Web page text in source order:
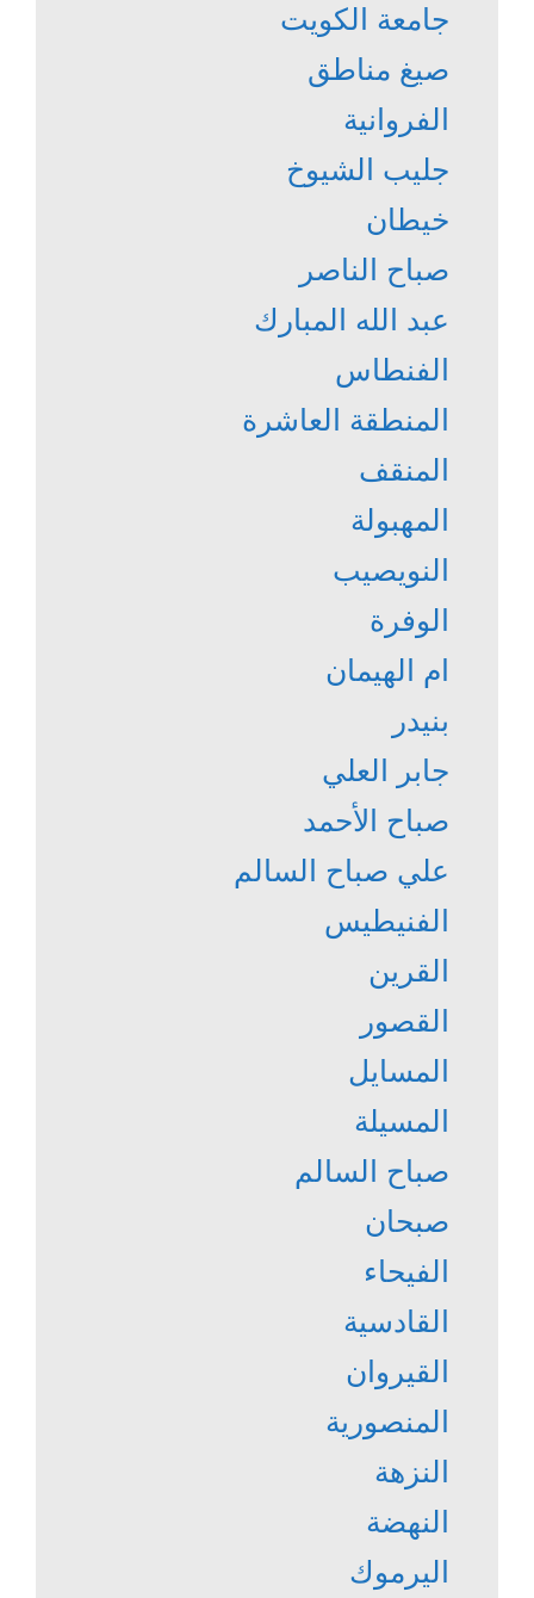
جامعة الكويت
صيغ مناطق
الفروانية
جليب الشيوخ
خيطان
صباح الناصر
عبد الله المبارك
الفنطاس
المنطقة العاشرة
المنقف
المهبولة
النويصيب
الوفرة
ام الهيمان
بنيدر
جابر العلي
صباح الأحمد
علي صباح السالم
الفنيطيس
القرين
القصور
المسايل
المسيلة
صباح السالم
صبحان
الفيحاء
القادسية
القيروان
المنصورية
النزهة
النهضة
اليرموك